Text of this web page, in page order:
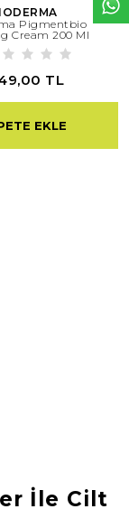
Pigmentbio
Cream 200 Ml
TL
EKLE
İle Cilt